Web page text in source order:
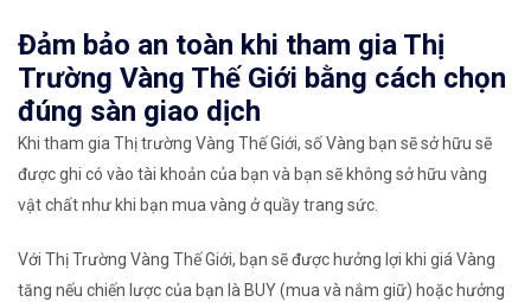
Đảm bảo an toàn khi tham gia Thị
Trường Vàng Thế Giới bằng cách chọn
đúng sàn giao dịch
Khi tham gia Thị trường Vàng Thế Giới, số Vàng bạn sẽ sở hữu sẽ
được ghi có vào tài khoản của bạn và bạn sẽ không sở hữu vàng
vật chất như khi bạn mua vàng ở quầy trang sức.
Với Thị Trường Vàng Thế Giới, bạn sẽ được hưởng lợi khi giá Vàng
tăng nếu chiến lược của bạn là BUY (mua và nắm giữ) hoặc hưởng